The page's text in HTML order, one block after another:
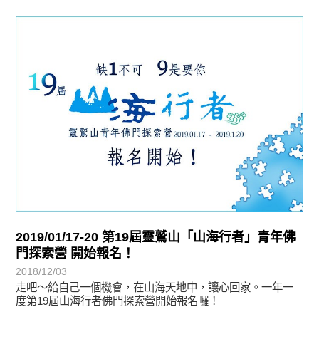
2019/01/17-20 第19屆靈鷲山「山海行者」青年佛
門探索營 開始報名！
2018/12/03
走吧～給自己一個機會，在山海天地中，讓心回家。一年一
度第19屆山海行者佛門探索營開始報名囉！